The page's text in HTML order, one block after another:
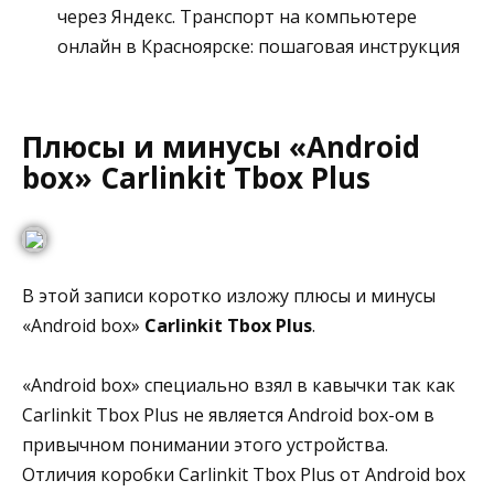
через Яндекс. Транспорт на компьютере
онлайн в Красноярске: пошаговая инструкция
Плюсы и минусы «Android
box» Carlinkit Tbox Plus
В этой записи коротко изложу плюсы и минусы
«Android box» Carlinkit Tbox Plus.
«Android box» специально взял в кавычки так как
Carlinkit Tbox Plus не является Android box-ом в
привычном понимании этого устройства.
Отличия коробки Carlinkit Tbox Plus от Android box